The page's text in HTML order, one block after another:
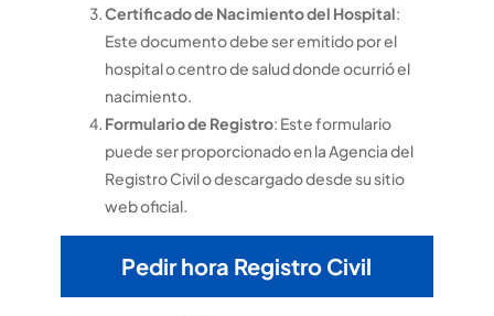
Certificado de Nacimiento del Hospital:
Este documento debe ser emitido por el
hospital o centro de salud donde ocurrió el
nacimiento.
Formulario de Registro: Este formulario
puede ser proporcionado en la Agencia del
Registro Civil o descargado desde su sitio
web oficial.
Pedir hora Registro Civil